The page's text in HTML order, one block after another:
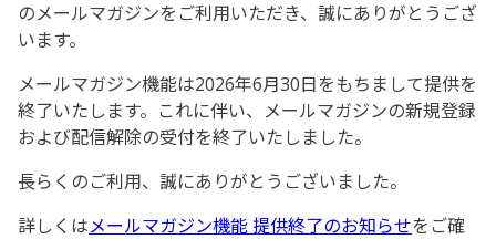
のメールマガジンをご利用いただき、誠にありがとうござ
います。
メールマガジン機能は2026年6月30日をもちまして提供を
終了いたします。これに伴い、メールマガジンの新規登録
および配信解除の受付を終了いたしました。
長らくのご利用、誠にありがとうございました。
詳しくはメールマガジン機能 提供終了のお知らせをご確